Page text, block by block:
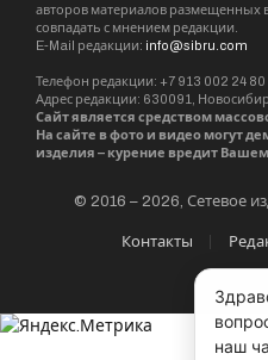
авторов материалов размещенных
совпадать с мнением редакции.
E-Mail редакции: info@sibru.com
Телефон редакции: +7 913 002 24 80
Адрес редакции: 630091,
Сайт является средством
На сайте в фото и видео могут
изделия – курение вредит
© 2016 – 2026, Сетевое
Контакты
наш